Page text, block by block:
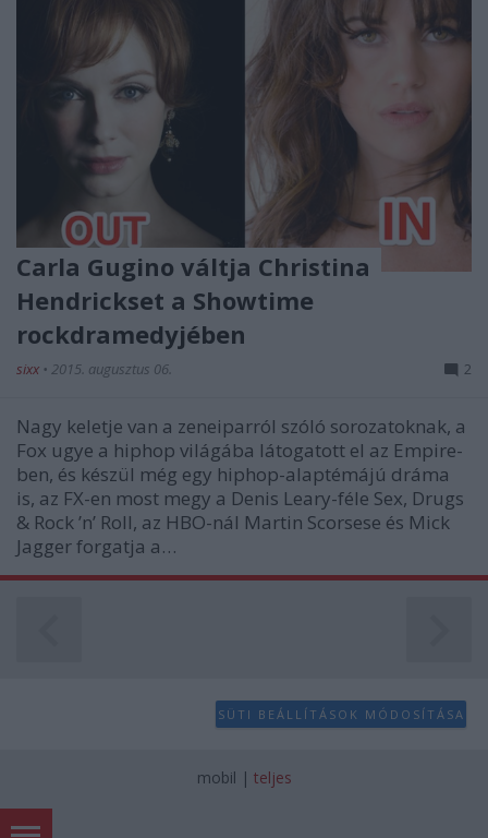
Carla Gugino váltja Christina
Hendrickset a Showtime
rockdramedyjében
sixx • 2015. augusztus 06. 2
Nagy keletje van a zeneiparról szóló sorozatoknak, a
Fox ugye a hiphop világába látogatott el az Empire-
ben, és készül még egy hiphop-alaptémájú dráma
is, az FX-en most megy a Denis Leary-féle Sex, Drugs
& Rock ’n’ Roll, az HBO-nál Martin Scorsese és Mick
Jagger forgatja a…
SÜTI BEÁLLÍTÁSOK MÓDOSÍTÁSA
mobil | teljes